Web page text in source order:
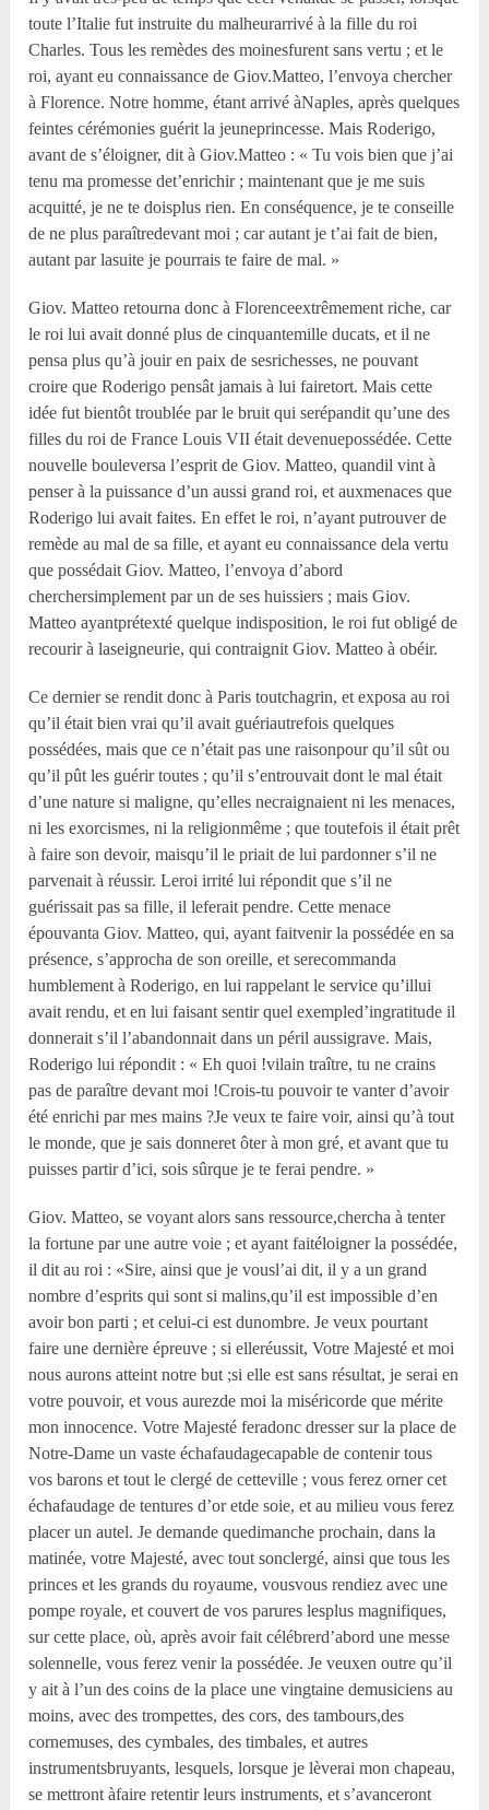
toute l’Italie fut instruite du malheurarrivé à la fille du roi
Charles. Tous les remèdes des moinesfurent sans vertu ; et le
roi, ayant eu connaissance de Giov.Matteo, l’envoya chercher
à Florence. Notre homme, étant arrivé àNaples, après quelques
feintes cérémonies guérit la jeuneprincesse. Mais Roderigo,
avant de s’éloigner, dit à Giov.Matteo : « Tu vois bien que j’ai
tenu ma promesse det’enrichir ; maintenant que je me suis
acquitté, je ne te doisplus rien. En conséquence, je te conseille
de ne plus paraîtredevant moi ; car autant je t’ai fait de bien,
autant par lasuite je pourrais te faire de mal. »
Giov. Matteo retourna donc à Florenceextrêmement riche, car
le roi lui avait donné plus de cinquantemille ducats, et il ne
pensa plus qu’à jouir en paix de sesrichesses, ne pouvant
croire que Roderigo pensât jamais à lui fairetort. Mais cette
idée fut bientôt troublée par le bruit qui serépandit qu’une des
filles du roi de France Louis VII était devenuepossédée. Cette
nouvelle bouleversa l’esprit de Giov. Matteo, quandil vint à
penser à la puissance d’un aussi grand roi, et auxmenaces que
Roderigo lui avait faites. En effet le roi, n’ayant putrouver de
remède au mal de sa fille, et ayant eu connaissance dela vertu
que possédait Giov. Matteo, l’envoya d’abord
cherchersimplement par un de ses huissiers ; mais Giov.
Matteo ayantprétexté quelque indisposition, le roi fut obligé de
recourir à laseigneurie, qui contraignit Giov. Matteo à obéir.
Ce dernier se rendit donc à Paris toutchagrin, et exposa au roi
qu’il était bien vrai qu’il avait guériautrefois quelques
possédées, mais que ce n’était pas une raisonpour qu’il sût ou
qu’il pût les guérir toutes ; qu’il s’entrouvait dont le mal était
d’une nature si maligne, qu’elles necraignaient ni les menaces,
ni les exorcismes, ni la religionmême ; que toutefois il était prêt
à faire son devoir, maisqu’il le priait de lui pardonner s’il ne
parvenait à réussir. Leroi irrité lui répondit que s’il ne
guérissait pas sa fille, il leferait pendre. Cette menace
épouvanta Giov. Matteo, qui, ayant faitvenir la possédée en sa
présence, s’approcha de son oreille, et serecommanda
humblement à Roderigo, en lui rappelant le service qu’illui
avait rendu, et en lui faisant sentir quel exempled’ingratitude il
donnerait s’il l’abandonnait dans un péril aussigrave. Mais,
Roderigo lui répondit : « Eh quoi !vilain traître, tu ne crains
pas de paraître devant moi !Crois-tu pouvoir te vanter d’avoir
été enrichi par mes mains ?Je veux te faire voir, ainsi qu’à tout
le monde, que je sais donneret ôter à mon gré, et avant que tu
puisses partir d’ici, sois sûrque je te ferai pendre. »
Giov. Matteo, se voyant alors sans ressource,chercha à tenter
la fortune par une autre voie ; et ayant faitéloigner la possédée,
il dit au roi : «Sire, ainsi que je vousl’ai dit, il y a un grand
nombre d’esprits qui sont si malins,qu’il est impossible d’en
avoir bon parti ; et celui-ci est dunombre. Je veux pourtant
faire une dernière épreuve ; si elleréussit, Votre Majesté et moi
nous aurons atteint notre but ;si elle est sans résultat, je serai en
votre pouvoir, et vous aurezde moi la miséricorde que mérite
mon innocence. Votre Majesté feradonc dresser sur la place de
Notre-Dame un vaste échafaudagecapable de contenir tous
vos barons et tout le clergé de cetteville ; vous ferez orner cet
échafaudage de tentures d’or etde soie, et au milieu vous ferez
placer un autel. Je demande quedimanche prochain, dans la
matinée, votre Majesté, avec tout sonclergé, ainsi que tous les
princes et les grands du royaume, vousvous rendiez avec une
pompe royale, et couvert de vos parures lesplus magnifiques,
sur cette place, où, après avoir fait célébrerd’abord une messe
solennelle, vous ferez venir la possédée. Je veuxen outre qu’il
y ait à l’un des coins de la place une vingtaine demusiciens au
moins, avec des trompettes, des cors, des tambours,des
cornemuses, des cymbales, des timbales, et autres
instrumentsbruyants, lesquels, lorsque je lèverai mon chapeau,
se mettront àfaire retentir leurs instruments, et s’avanceront